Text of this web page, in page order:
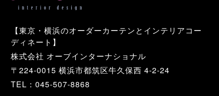
【東京・横浜のオーダーカーテンとインテリアコー
ディネート】
株式会社 オーブインターナショナル
〒224-0015 横浜市都筑区牛久保西 4-2-24
TEL：045-507-8868